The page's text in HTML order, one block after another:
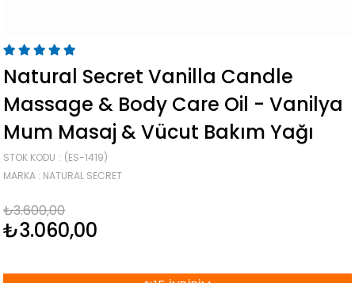
Natural Secret Vanilla Candle
Massage & Body Care Oil - Vanilya
Mum Masaj & Vücut Bakım Yağı
STOK KODU
(ES-1419)
MARKA : NATURAL SECRET
₺3.600,00
₺3.060,00